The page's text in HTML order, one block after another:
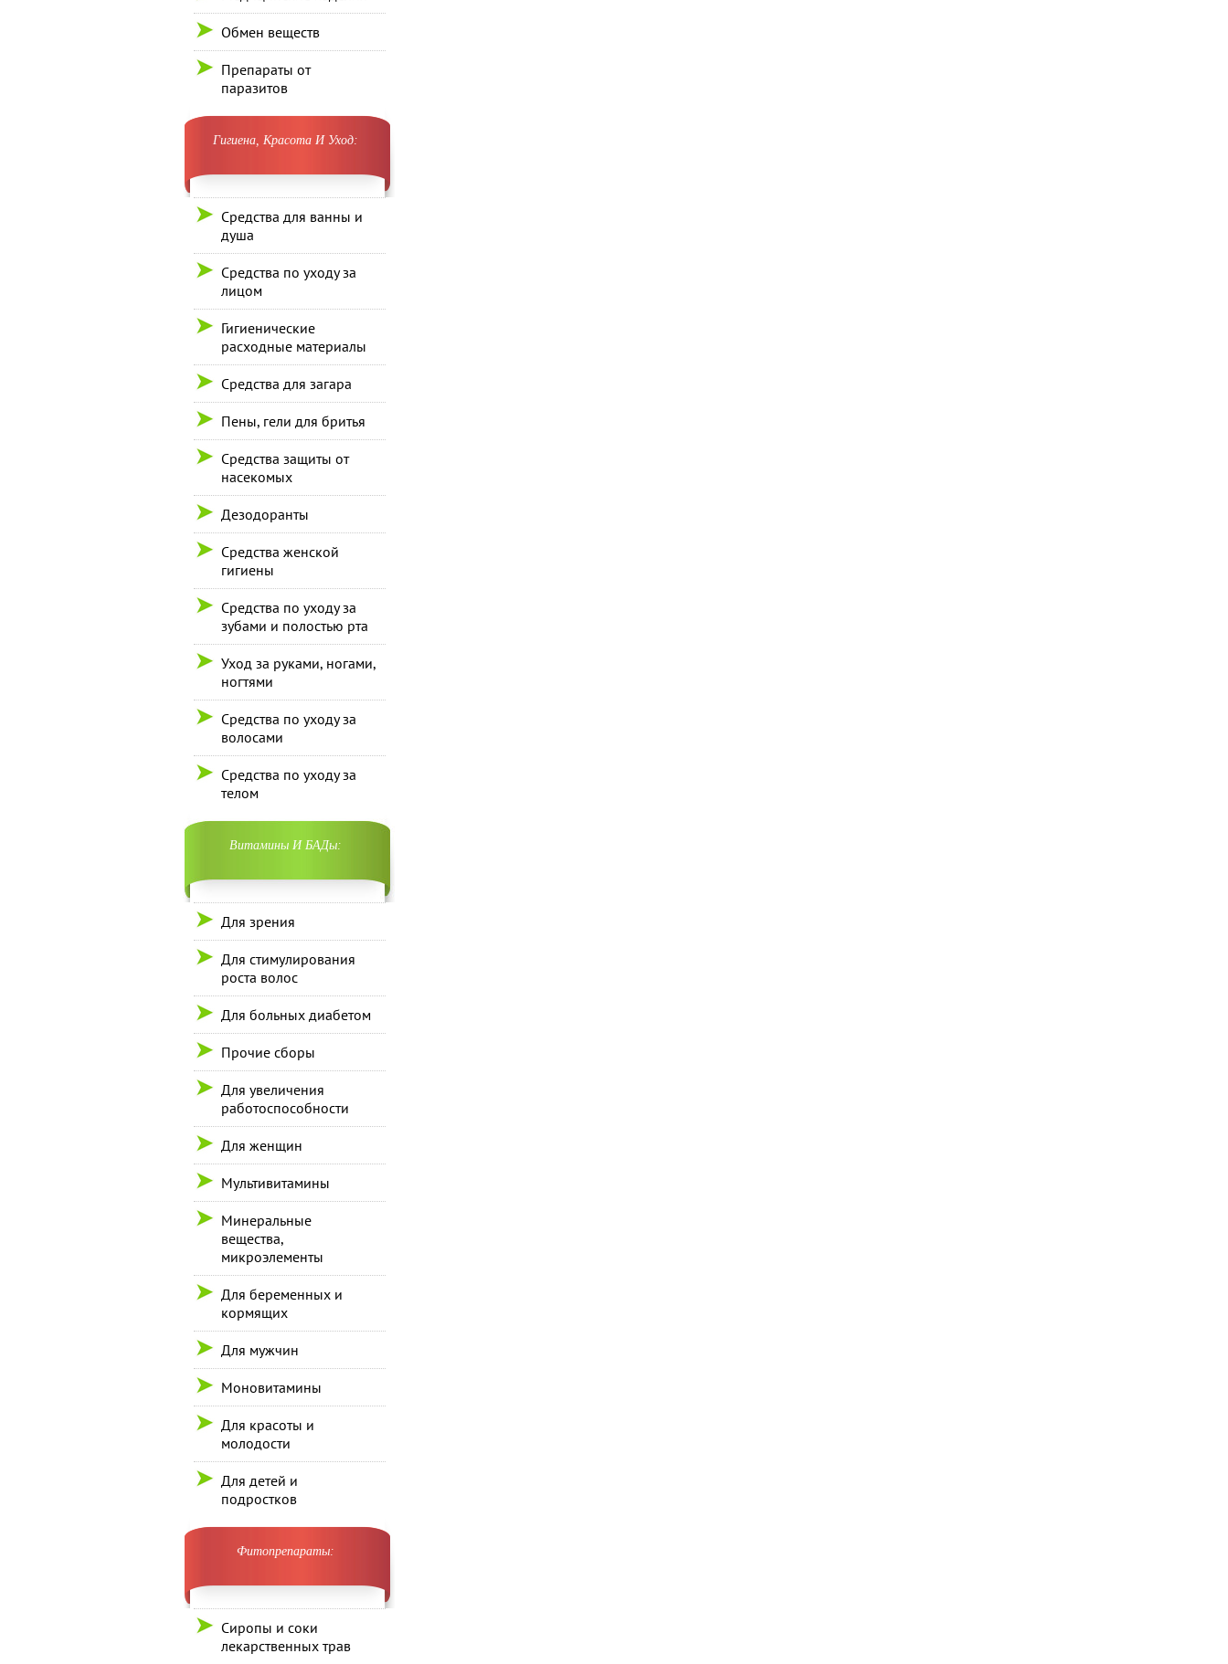
Обмен веществ
Препараты от
паразитов
Гигиена, Красота И Уход:
Средства для ванны и
душа
Средства по уходу за
лицом
Гигиенические
расходные материалы
Средства для загара
Пены, гели для бритья
Средства защиты от
насекомых
Дезодоранты
Средства женской
гигиены
Средства по уходу за
зубами и полостью рта
Уход за руками, ногами,
ногтями
Средства по уходу за
волосами
Средства по уходу за
телом
Витамины И БАДы:
Для зрения
Для стимулирования
роста волос
Для больных диабетом
Прочие сборы
Для увеличения
работоспособности
Для женщин
Мультивитамины
Минеральные
вещества,
микроэлементы
Для беременных и
кормящих
Для мужчин
Моновитамины
Для красоты и
молодости
Для детей и
подростков
Фитопрепараты:
Сиропы и соки
лекарственных трав